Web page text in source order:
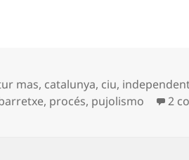
mas, catalunya, ciu,
, procés, pujolismo 2